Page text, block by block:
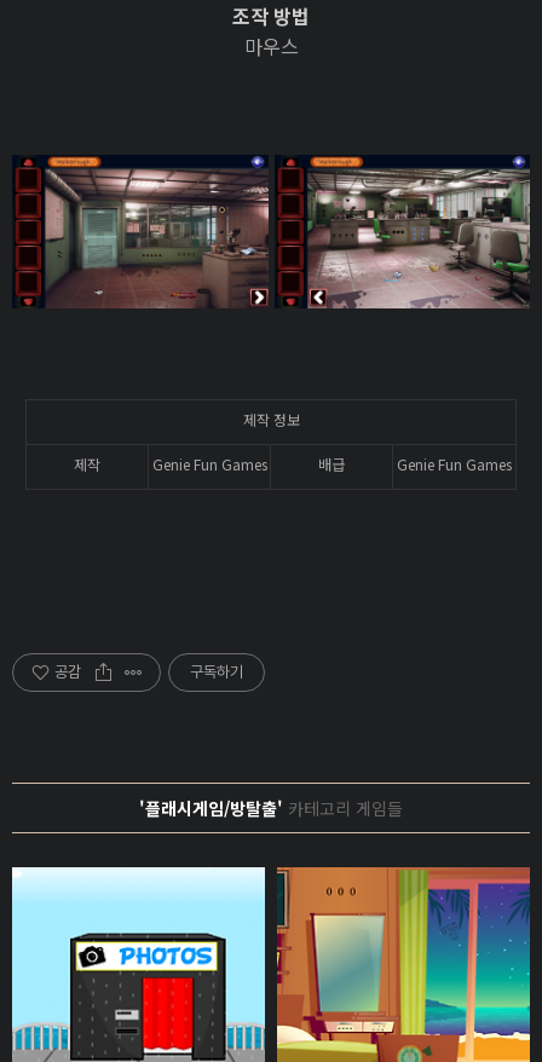
조작 방법
마우스
제작 정보
제작 Genie Fun Games 배급 Genie Fun Games
공감 구독하기
'플래시게임/방탈출' 카테고리 게임들